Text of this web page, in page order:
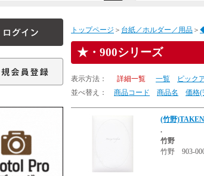
トップページ ＞ 台紙／ホルダー／用品 ＞
・900シリーズ
表示方法： 詳細一覧 一覧
ピック
並べ替え：
商品コード 商品名 価格(
(竹野
.
竹野
竹野 903-